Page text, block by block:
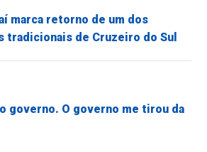
marca retorno de um dos
tradicionais de Cruzeiro do Sul
governo. O governo me tirou da